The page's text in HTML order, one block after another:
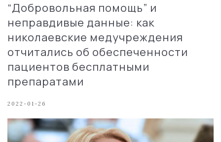
“Добровольная помощь” и
неправдивые данные: как
николаевские медучреждения
отчитались об обеспеченности
пациентов бесплатными
препаратами
2022-01-26